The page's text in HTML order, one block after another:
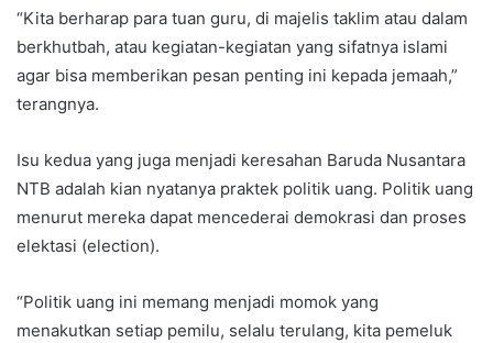
“Kita berharap para tuan guru, di majelis taklim atau dalam
berkhutbah, atau kegiatan-kegiatan yang sifatnya islami
agar bisa memberikan pesan penting ini kepada jemaah,”
terangnya.
Isu kedua yang juga menjadi keresahan Baruda Nusantara
NTB adalah kian nyatanya praktek politik uang. Politik uang
menurut mereka dapat mencederai demokrasi dan proses
elektasi (election).
“Politik uang ini memang menjadi momok yang
menakutkan setiap pemilu, selalu terulang, kita pemeluk